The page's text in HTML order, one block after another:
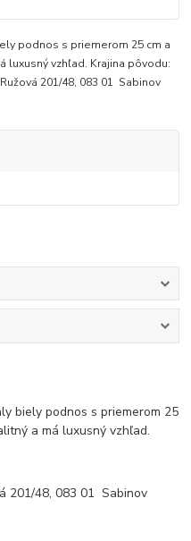
podnos s priemerom 25 cm a
luxusný vzhľad. Krajina pôvodu:
201/48, 083 01 Sabinov
biely podnos s priemerom 25
a má luxusný vzhľad.
201/48, 083 01 Sabinov